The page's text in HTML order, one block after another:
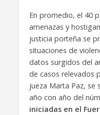
En promedio, el 40
amenazas y
justicia porteña se
situaciones de
datos surgidos del
de casos relevados
jueza Marta Paz, se
año con año del
iniciadas en el